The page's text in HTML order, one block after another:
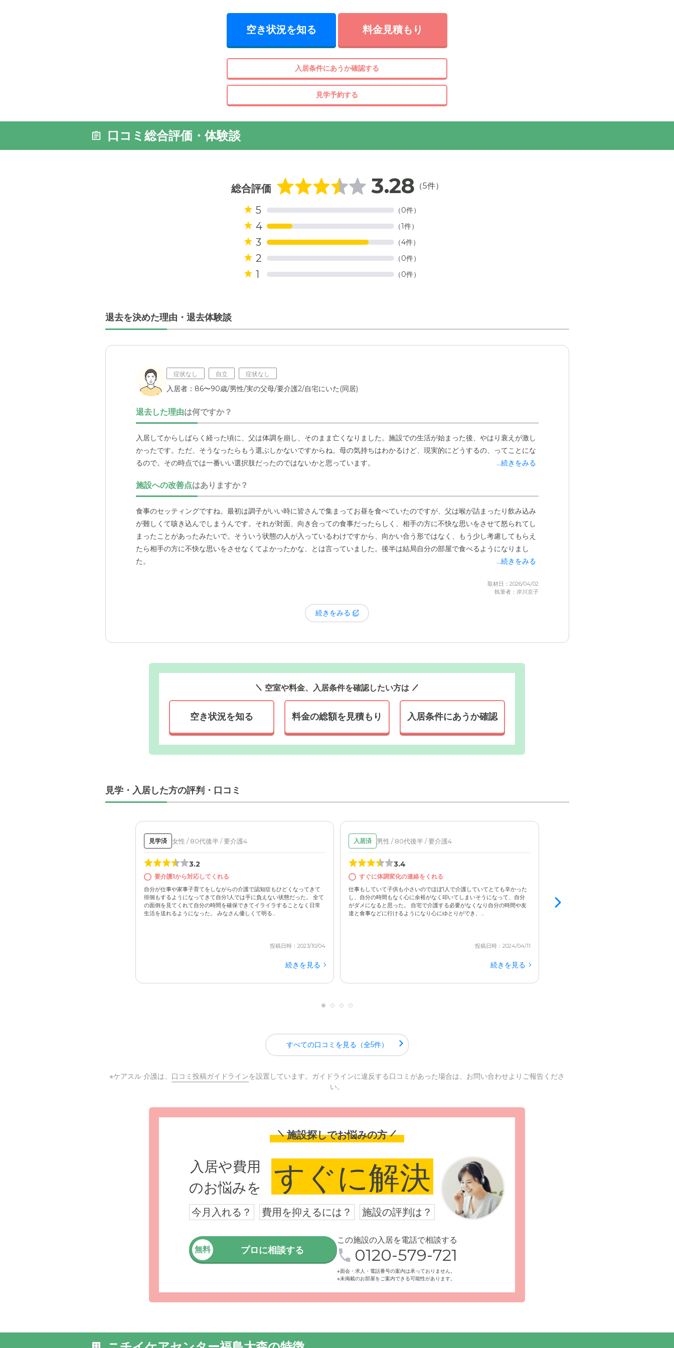
設置されているので、安心して出入りができま
空き状況を知る 料金見積もり
入居条件にあうか確認する
見学予約する
口コミ総合評価・体験談
総合評価 3.28 （5件）
5 （0件）
4 （1件）
3 （4件）
2 （0件）
1 （0件）
退去を決めた理由・退去体験談
症状なし 自立 症状なし
入居者：86〜90歳/男性/実の父母/要介護2/自宅にいた(同居)
退去した理由は何ですか？
入居してからしばらく経った頃に、父は体調を崩し、そのまま亡くなりました。施設での生活が始まった後、やはり衰えが激し
かったです。ただ、そうなったらもう選ぶしかないですからね。母の気持ちはわかるけど、現実的にどうするの、ってことにな
るので。その時点では一番いい選択肢だったのではないかと思っています。
...続きをみる
施設への改善点はありますか？
食事のセッティングですね。最初は調子がいい時に皆さんで集まってお昼を食べていたのですが、父は喉が詰まったり飲み込み
が難しくて咳き込んでしまうんです。それが対面、向き合っての食事だったらしく、相手の方に不快な思いをさせて怒られてし
まったことがあったみたいで。そういう状態の人が入っているわけですから、向かい合う形ではなく、もう少し考慮してもらえ
たら相手の方に不快な思いをさせなくてよかったかな、とは言っていました。後半は結局自分の部屋で食べるようになりまし
た。
...続きをみる
取材日：2026/04/02
執筆者：岸川京子
続きをみる
空室や料金、入居条件を確認したい方は
空き状況を知る 料金の総額を見積もり 入居条件にあうか確認
見学・入居した方の評判・口コミ
見学済 女性 / 80代後半 / 要介護4
3.2
要介護1から対応してくれる
自分が仕事や家事子育てをしながらの介護で認知症もひどくなってきて
徘徊もするようになってきて自分1人では手に負えない状態だった。 全て
の面倒を見てくれて自分の時間を確保できてイライラすることなく日常
生活を送れるようになった。 みなさん優しくて明る...
投稿日時：2023/10/04
続きを見る
入居済 男性 / 80代後半 / 要介護4
3.4
すぐに体調変化の連絡をくれる
仕事もしていて子供も小さいのでほぼ1人で介護していてとても辛かった
し、自分の時間もなく心に余裕がなく叩いてしまいそうになって、自分
がダメになると思った。 自宅で介護する必要がなくなり自分の時間や友
達と食事などに行けるようになり心にゆとりができ、...
投稿日時：2024/04/11
続きを見る
金銭面でどうやっていこうかということ、また
のか不安であった。利用者との関係性がどうな
すべての口コミを見る（全5件）
※ケアスル 介護は、 口コミ投稿ガイドラインを設置しています。ガイドラインに違反する口コミがあった場合は、お問い合わせよりご報告くださ
い。
施設探しでお悩みの方
入居や費用
のお悩みを
すぐに解決
今月入れる？ 費用を抑えるには？ 施設の評判は？
無料 プロに相談する
この施設の入居を電話で相談する
0120-579-721
※面会・求人・電話番号の案内は承っておりません。
※未掲載のお部屋をご案内できる可能性があります。